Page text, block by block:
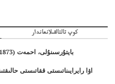
كوپ تالتالقىلانعاندار
بايتۇرسىنۇلى، احمەت (1873—احمەتجج.)(1873—1938جج)
اۋا رايرايىناتىستى ققاتىستى